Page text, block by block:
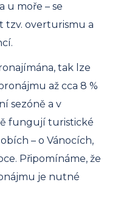
u moře – se
tzv. overturismu a
tak lze
až cca 8 %
sezóně a v
fungují turistické
– o Vánocích,
Připomínáme, že
je nutné